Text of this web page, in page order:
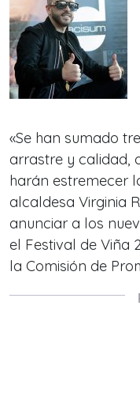
«Se han sumado
arrastre y calidad,
harán estremecer
alcaldesa Virginia
anunciar a los
el Festival de Viña
la Comisión de